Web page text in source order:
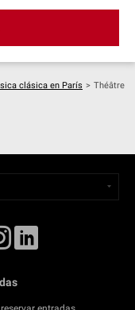
clásica en París > Théâtre